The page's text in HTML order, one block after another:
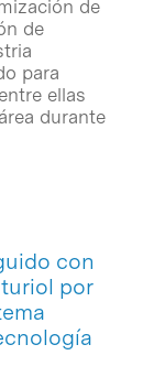
de
de
para
ellas
durante
con
por